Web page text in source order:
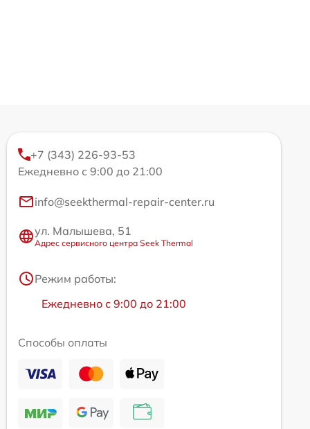
+7 (343) 226-93-53
Ежедневно с 9:00 до 21:00
info@seekthermal-repair-center.ru
ул. Малышева, 51
Адрес сервисного центра Seek Thermal
Режим работы:
Ежедневно с 9:00 до 21:00
Способы оплаты